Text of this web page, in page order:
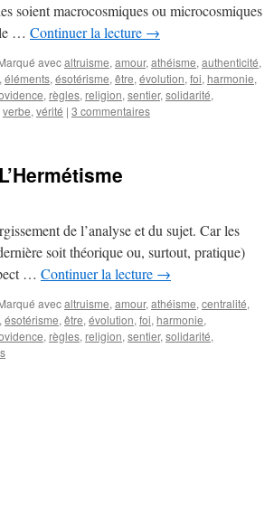
soient macrocosmiques ou microcosmiques
le … Continuer la lecture →
avecaltruisme, amour, athéisme, authenticité,
, éléments, ésotérisme, être, évolution, foi, harmonie,
, règles, religion, sentier, solidarité,
verbe, vérité | 3 commentaires
de l’analyse et du sujet. Car les
soit théorique ou, surtout, pratique)
… Continuer la lecture →
avecaltruisme, amour, athéisme, centralité,
, ésotérisme, être, évolution, foi, harmonie,
, règles, religion, sentier, solidarité,